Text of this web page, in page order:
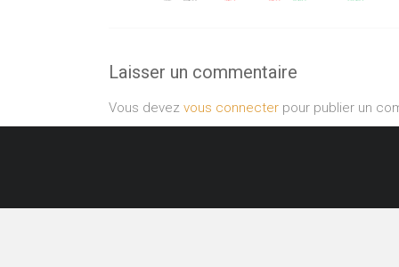
Laisser un commentaire
Vous devez vous connecter pour publier un